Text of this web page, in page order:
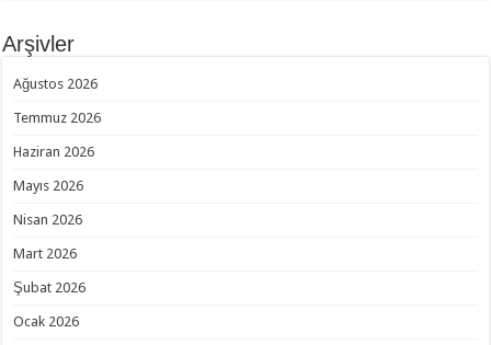
Arşivler
Ağustos 2026
Temmuz 2026
Haziran 2026
Mayıs 2026
Nisan 2026
Mart 2026
Şubat 2026
Ocak 2026